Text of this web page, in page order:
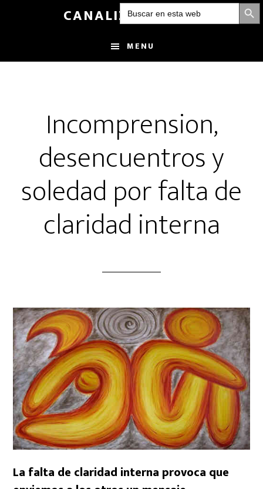
Buscar:
content
CANALIZANDOLUZ
MENU
Incomprension,
desencuentros y
soledad por falta de
claridad interna
La falta de claridad interna provoca que